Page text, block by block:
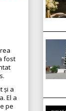
fost
și a
El a
pe